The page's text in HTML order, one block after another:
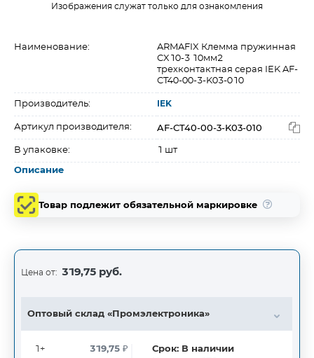
Изображения служат только для ознакомления
Наименование:
ARMAFIX Клемма пружинная
CX10-3 10мм2
трехконтактная серая IEK AF-
CT40-00-3-K03-010
Производитель: IEK
Артикул производителя: AF-CT40-00-3-K03-010
В упаковке: 1 шт
Описание
Товар подлежит обязательной маркировке
Цена от: 319,75 руб.
Оптовый склад «Промэлектроника»
1+ 319,75₽ Срок: В наличии